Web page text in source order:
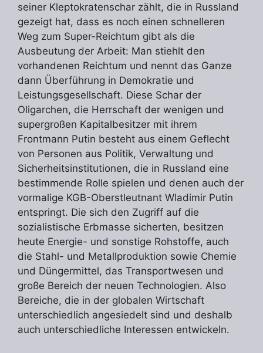
seiner Kleptokratenschar zählt, die in Russland
gezeigt hat, dass es noch einen schnelleren
Weg zum Super-Reichtum gibt als die
Ausbeutung der Arbeit: Man stiehlt den
vorhandenen Reichtum und nennt das Ganze
dann Überführung in Demokratie und
Leistungsgesellschaft. Diese Schar der
Oligarchen, die Herrschaft der wenigen und
supergroßen Kapitalbesitzer mit ihrem
Frontmann Putin besteht aus einem Geflecht
von Personen aus Politik, Verwaltung und
Sicherheitsinstitutionen, die in Russland eine
bestimmende Rolle spielen und denen auch der
vormalige KGB-Oberstleutnant Wladimir Putin
entspringt. Die sich den Zugriff auf die
sozialistische Erbmasse sicherten, besitzen
heute Energie- und sonstige Rohstoffe, auch
die Stahl- und Metallproduktion sowie Chemie
und Düngermittel, das Transportwesen und
große Bereich der neuen Technologien. Also
Bereiche, die in der globalen Wirtschaft
unterschiedlich angesiedelt sind und deshalb
auch unterschiedliche Interessen entwickeln.